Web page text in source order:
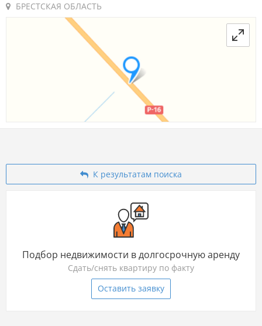
БРЕСТСКАЯ ОБЛАСТЬ
К результатам поиска
Подбор недвижимости в долгосрочную аренду
Сдать/снять квартиру по факту
Оставить заявку